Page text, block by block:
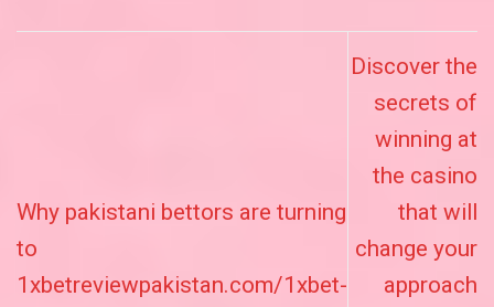
Why pakistani bettors are turning
to
1xbetreviewpakistan.com/1xbet-
Discover the
secrets of
winning at
the casino
that will
change your
approach